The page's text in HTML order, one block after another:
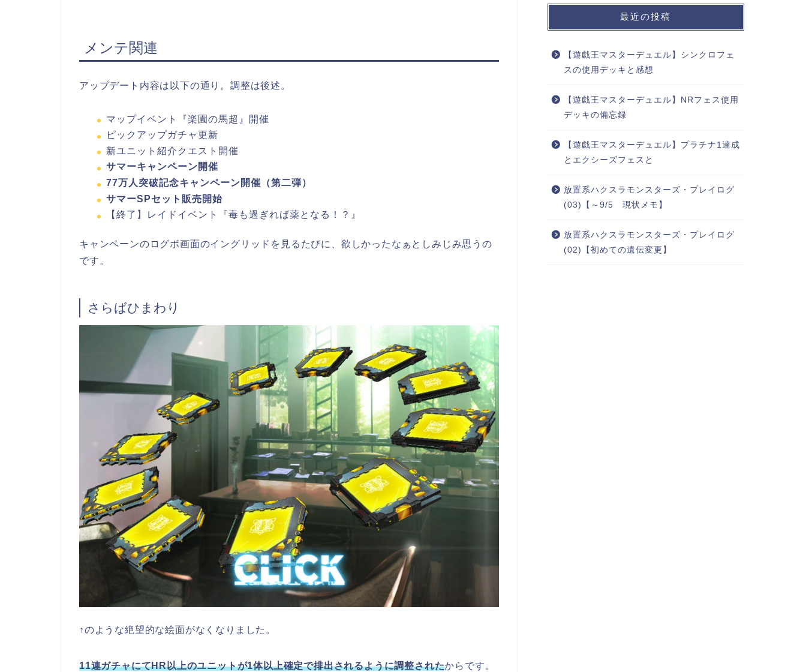
メンテ関連
アップデート内容は以下の通り。調整は後述。
マップイベント『楽園の馬超』開催
ピックアップガチャ更新
新ユニット紹介クエスト開催
サマーキャンペーン開催
77万人突破記念キャンペーン開催（第二弾）
サマーSPセット販売開始
【終了】レイドイベント『毒も過ぎれば薬となる！？』
キャンペーンのログボ画面のイングリッドを見るたびに、欲しかったなぁとしみじみ思うの
です。
さらばひまわり
↑のような絶望的な絵面がなくなりました。
11連ガチャにてHR以上のユニットが1体以上確定で排出されるように調整されたからです。
最近の投稿
【遊戯王マスターデュエル】シンクロフェ
スの使用デッキと感想
【遊戯王マスターデュエル】NRフェス使用
デッキの備忘録
【遊戯王マスターデュエル】プラチナ1達成
とエクシーズフェスと
放置系ハクスラモンスターズ・プレイログ
(03)【～9/5 現状メモ】
放置系ハクスラモンスターズ・プレイログ
(02)【初めての遺伝変更】